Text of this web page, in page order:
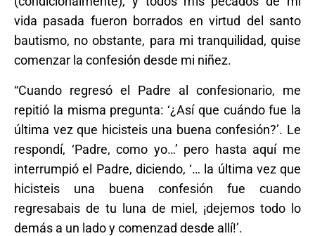
vida pasada fueron borrados en virtud del santo
bautismo, no obstante, para mi tranquilidad, quise
comenzar la confesión desde mi niñez.
“Cuando regresó el Padre al confesionario, me
repitió la misma pregunta: ‘¿Así que cuándo fue la
última vez que hicisteis una buena confesión?’. Le
respondí, ‘Padre, como yo…’ pero hasta aquí me
interrumpió el Padre, diciendo, ‘… la última vez que
hicisteis una buena confesión fue cuando
regresabais de tu luna de miel, ¡dejemos todo lo
demás a un lado y comenzad desde allí!’.